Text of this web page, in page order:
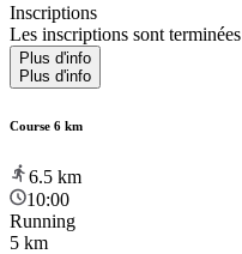
Inscriptions
Les inscriptions sont terminées
Plus d'info
Plus d'info
Course 6 km
6.5 km
10:00
Running
5 km